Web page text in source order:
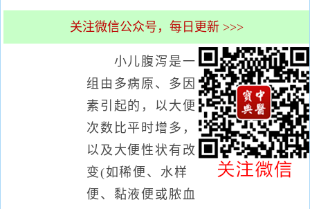
关注微信公众号，每日更新 >>>
小儿腹泻是一
组由多病原、多因
素引起的，以大便
次数比平时增多，
以及大便性状有改
变(如稀便、水样
便、黏液便或脓血